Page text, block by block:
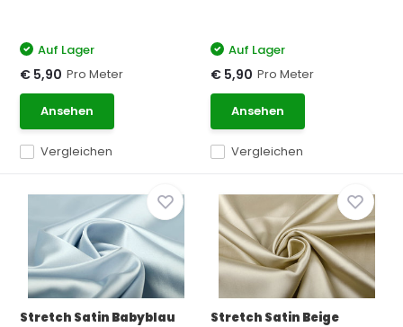
Vergleichen
Auf Lager
€ 5,90 Pro Meter
Ansehen
Vergleichen
Auf Lager
€ 5,90 Pro Meter
Ansehen
Stretch Satin Babyblau Stretch Satin Beige